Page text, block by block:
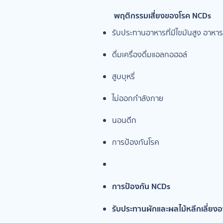
พฤติกรรมเสี่ยงของโรค NCDs
รับประทานอาหารที่มีไขมันสูง อาหา
ดื่มเครื่องดื่มแอลกอฮอล์
สูบบุหรี่
ไม่ออกกำลังกาย
นอนดึก
การป้องกันโรค
การป้องกัน NCDs
รับประทานผักและผลไม้หลีกเลี่ยง